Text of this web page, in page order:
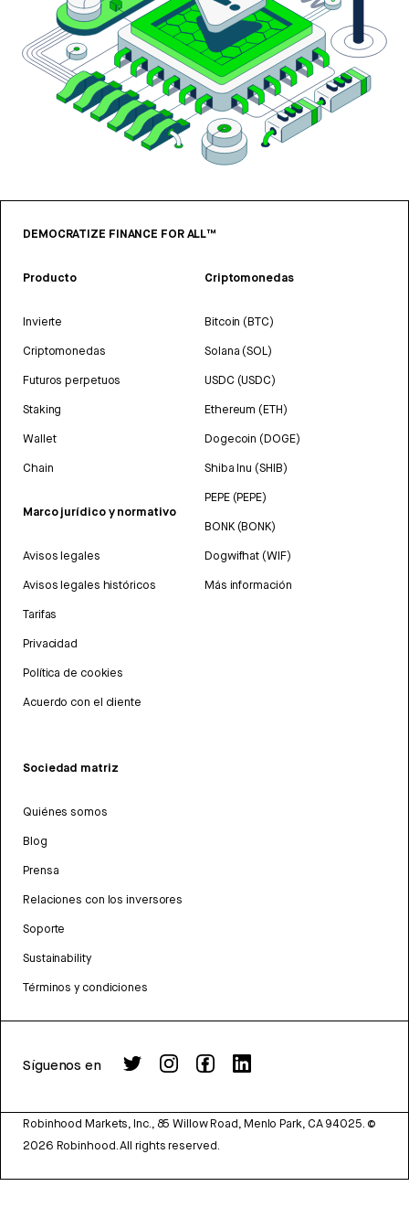
DEMOCRATIZE FINANCE FOR ALL™
Producto
Invierte
Criptomonedas
Futuros perpetuos
Staking
Wallet
Chain
Marco jurídico y normativo
Avisos legales
Avisos legales históricos
Tarifas
Privacidad
Política de cookies
Acuerdo con el cliente
Criptomonedas
Bitcoin (BTC)
Solana (SOL)
USDC (USDC)
Ethereum (ETH)
Dogecoin (DOGE)
Shiba Inu (SHIB)
PEPE (PEPE)
BONK (BONK)
Dogwifhat (WIF)
Más información
Sociedad matriz
Quiénes somos
Blog
Prensa
Relaciones con los inversores
Soporte
Sustainability
Términos y condiciones
Síguenos en
Robinhood Markets, Inc., 85 Willow Road, Menlo Park, CA 94025. ©
2026 Robinhood. All rights reserved.